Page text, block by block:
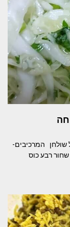
שולחן המרכיבים-
שחור רבע כוס